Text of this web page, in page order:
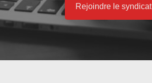
Rejoindre le syndicat